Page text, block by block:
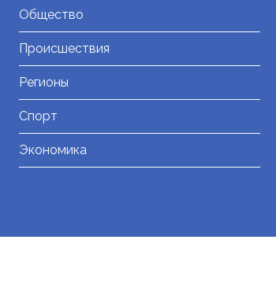
Общество
Происшествия
Регионы
Спорт
Экономика